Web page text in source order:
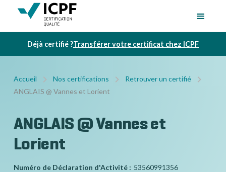
Déjà certifié ?Transférer votre certificat chez ICPF
Accueil Nos certifications
Retrouver un certifié
ANGLAIS @ Vannes et Lorient
ANGLAIS @ Vannes et
Lorient
Numéro de Déclaration d'Activité : 53560991356